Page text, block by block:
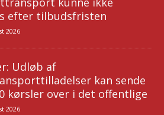
efter tilbudsfristen
2026
Udløb af
kan sende
kørsler over i det offentlige
2026